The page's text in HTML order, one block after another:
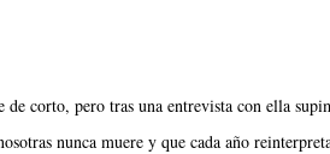
corto, pero tras una entrevista con ella
nunca muere y que cada año